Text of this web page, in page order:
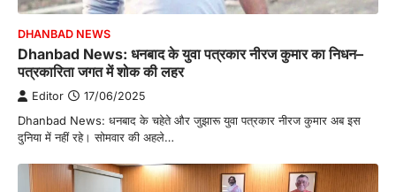
DHANBAD NEWS
Dhanbad News: धनबाद के युवा पत्रकार नीरज कुमार का निधन–
पत्रकारिता जगत में शोक की लहर
Editor 17/06/2025
Dhanbad News: धनबाद के चहेते और जुझारू युवा पत्रकार नीरज कुमार अब इस
दुनिया में नहीं रहे। सोमवार की अहले…